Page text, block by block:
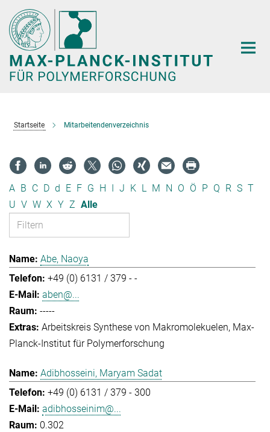
Hauptinhalt
Startseite Mitarbeitendenverzeichnis
A B C D d E F G H I J K L M N O Ö P Q R S T
U V W X Y Z Alle
Abe, Naoya
+49 (0) 6131 / 379 - -
aben@...
-----
Arbeitskreis Synthese von Makromolekuelen Max-
Planck-Institut für Polymerforschung
Adibhosseini, Maryam Sadat
+49 (0) 6131 / 379 - 300
adibhosseinim@...
0.302